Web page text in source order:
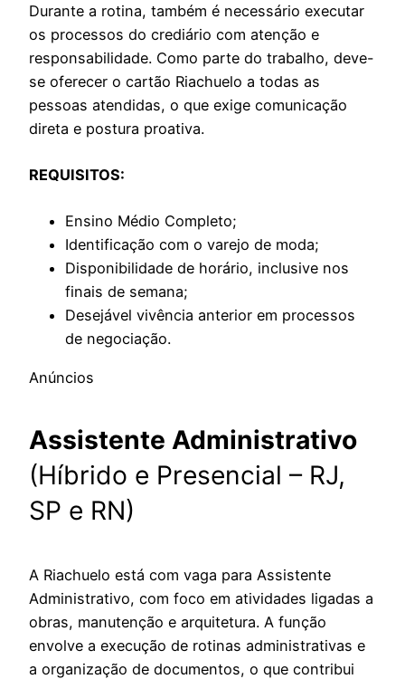
Durante a rotina, também é necessário executar
os processos do crediário com atenção e
responsabilidade. Como parte do trabalho, deve-
se oferecer o cartão Riachuelo a todas as
pessoas atendidas, o que exige comunicação
direta e postura proativa.
REQUISITOS:
Ensino Médio Completo;
Identificação com o varejo de moda;
Disponibilidade de horário, inclusive nos
finais de semana;
Desejável vivência anterior em processos
de negociação.
Anúncios
Assistente Administrativo
(Híbrido e Presencial – RJ,
SP e RN)
A Riachuelo está com vaga para Assistente
Administrativo, com foco em atividades ligadas a
obras, manutenção e arquitetura. A função
envolve a execução de rotinas administrativas e
a organização de documentos, o que contribui